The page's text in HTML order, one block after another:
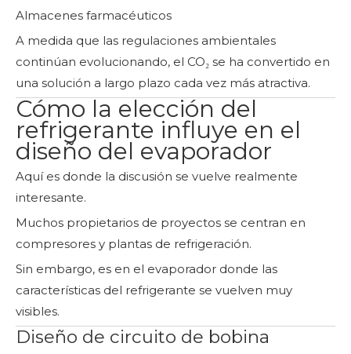
Almacenes farmacéuticos
A medida que las regulaciones ambientales
continúan evolucionando, el CO₂ se ha convertido en
una solución a largo plazo cada vez más atractiva.
Cómo la elección del
refrigerante influye en el
diseño del evaporador
Aquí es donde la discusión se vuelve realmente
interesante.
Muchos propietarios de proyectos se centran en
compresores y plantas de refrigeración.
Sin embargo, es en el evaporador donde las
características del refrigerante se vuelven muy
visibles.
Diseño de circuito de bobina